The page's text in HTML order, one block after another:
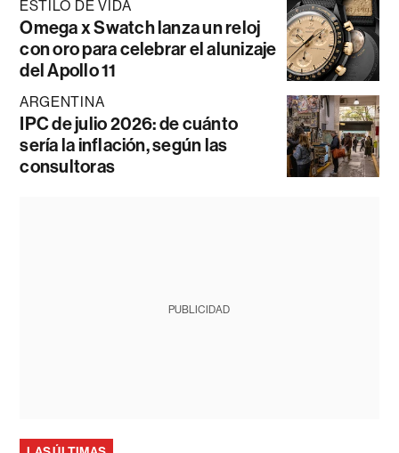
ESTILO DE VIDA
Omega x Swatch lanza un reloj
con oro para celebrar el alunizaje
del Apollo 11
ARGENTINA
IPC de julio 2026: de cuánto
sería la inflación, según las
consultoras
PUBLICIDAD